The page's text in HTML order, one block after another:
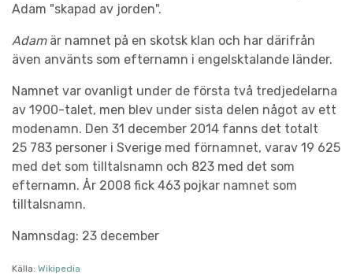
Adam "skapad av jorden".
Adamär namnet på en skotsk klan och har därifrån
även använts som efternamn i engelsktalande länder.
Namnet var ovanligt under de första två tredjedelarna
av 1900-talet, men blev under sista delen något av ett
modenamn. Den 31 december 2014 fanns det totalt
25 783 personer i Sverige med förnamnet, varav 19 625
med det som tilltalsnamn och 823 med det som
efternamn. År 2008 fick 463 pojkar namnet som
tilltalsnamn.
Namnsdag: 23 december
Källa: Wikipedia